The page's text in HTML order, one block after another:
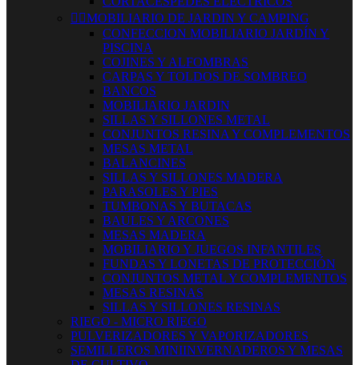
 MOBILIARIO DE JARDIN Y CAMPING
CONFECCION MOBILIARIO JARDÍN Y
PISCINA
COJINES Y ALFOMBRAS
CARPAS Y TOLDOS DE SOMBREO
BANCOS
MOBILIARIO JARDIN
SILLAS Y SILLONES METAL
CONJUNTOS RESINA Y COMPLEMENTOS
MESAS METAL
BALANCINES
SILLAS Y SILLONES MADERA
PARASOLES Y PIES
TUMBONAS Y BUTACAS
BAULES Y ARCONES
MESAS MADERA
MOBILIARIO Y JUEGOS INFANTILES
FUNDAS Y LONETAS DE PROTECCIÓN
CONJUNTOS METAL Y COMPLEMENTOS
MESAS RESINAS
SILLAS Y SILLONES RESINAS
RIEGO - MICRO RIEGO
PULVERIZADORES Y VAPORIZADORES
SEMILLEROS MINIINVERNADEROS Y MESAS